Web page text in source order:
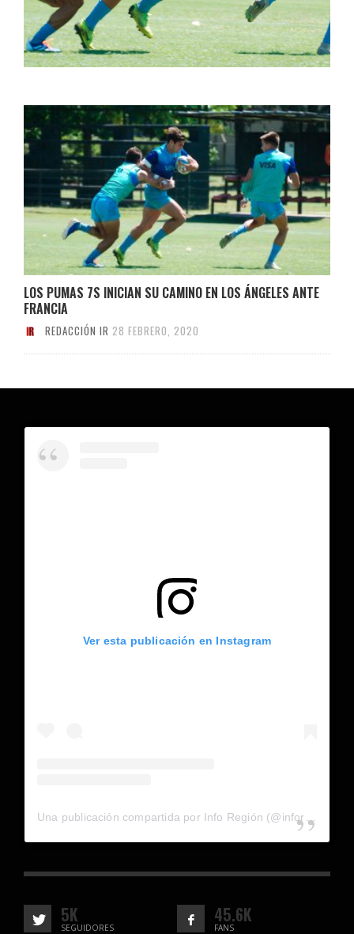
LOS PUMAS 7S INICIAN SU CAMINO EN LOS ÁNGELES ANTE
FRANCIA
REDACCIÓN IR 28 FEBRERO, 2020
Ver esta publicación en Instagram
5K
SEGUIDORES
45.6K
FANS